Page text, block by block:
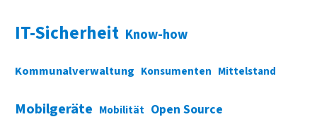
IT-Sicherheit Know-how
Kommunalverwaltung Konsumenten Mittelstand
Mobilgeräte Mobilität Open Source